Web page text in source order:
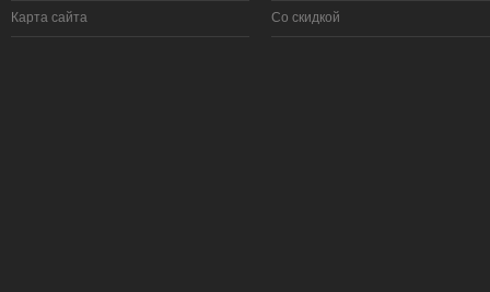
Карта сайта Со скидкой